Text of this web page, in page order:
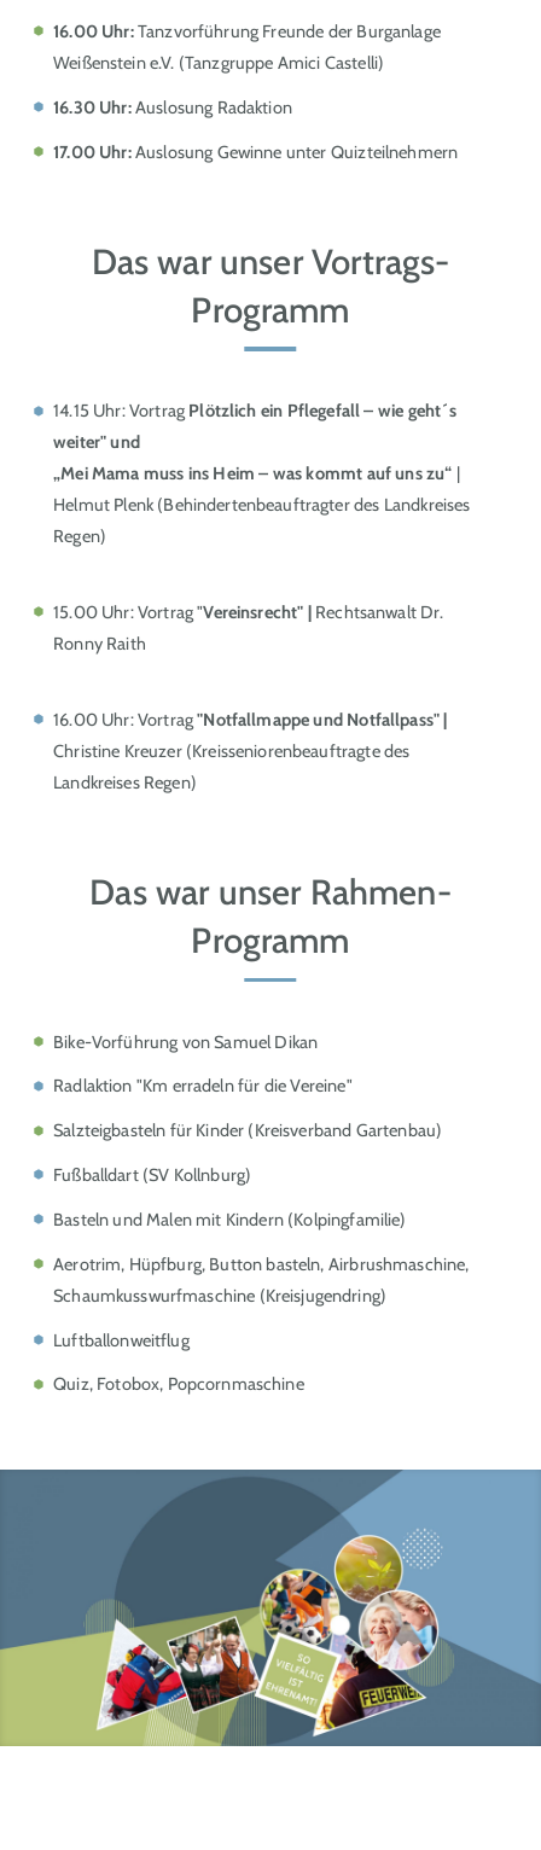
16.00 Uhr:Tanzvorführung Freunde der Burganlage
Weißenstein e.V. (Tanzgruppe Amici Castelli)
16.30 Uhr:Auslosung Radaktion
17.00 Uhr:Auslosung Gewinne unter Quizteilnehmern
Das war unser Vortrags-
Programm
14.15 Uhr: Vortrag Plötzlich ein Pflegefall – wie geht´s
weiter" und
„Mei Mama muss ins Heim – was kommt auf uns zu“ |
Helmut Plenk (Behindertenbeauftragter des Landkreises
Regen)
15.00 Uhr: Vortrag "Vereinsrecht" | Rechtsanwalt Dr.
Ronny Raith
16.00 Uhr: Vortrag"Notfallmappe und Notfallpass" |
Christine Kreuzer (Kreisseniorenbeauftragte des
Landkreises Regen)
Das war unser Rahmen-
Programm
Bike-Vorführung von Samuel Dikan
Radlaktion "Km erradeln für die Vereine"
Salzteigbasteln für Kinder (Kreisverband Gartenbau)
Fußballdart (SV Kollnburg)
Basteln und Malen mit Kindern (Kolpingfamilie)
Aerotrim, Hüpfburg, Button basteln, Airbrushmaschine,
Schaumkusswurfmaschine (Kreisjugendring)
Luftballonweitflug
Quiz, Fotobox, Popcornmaschine